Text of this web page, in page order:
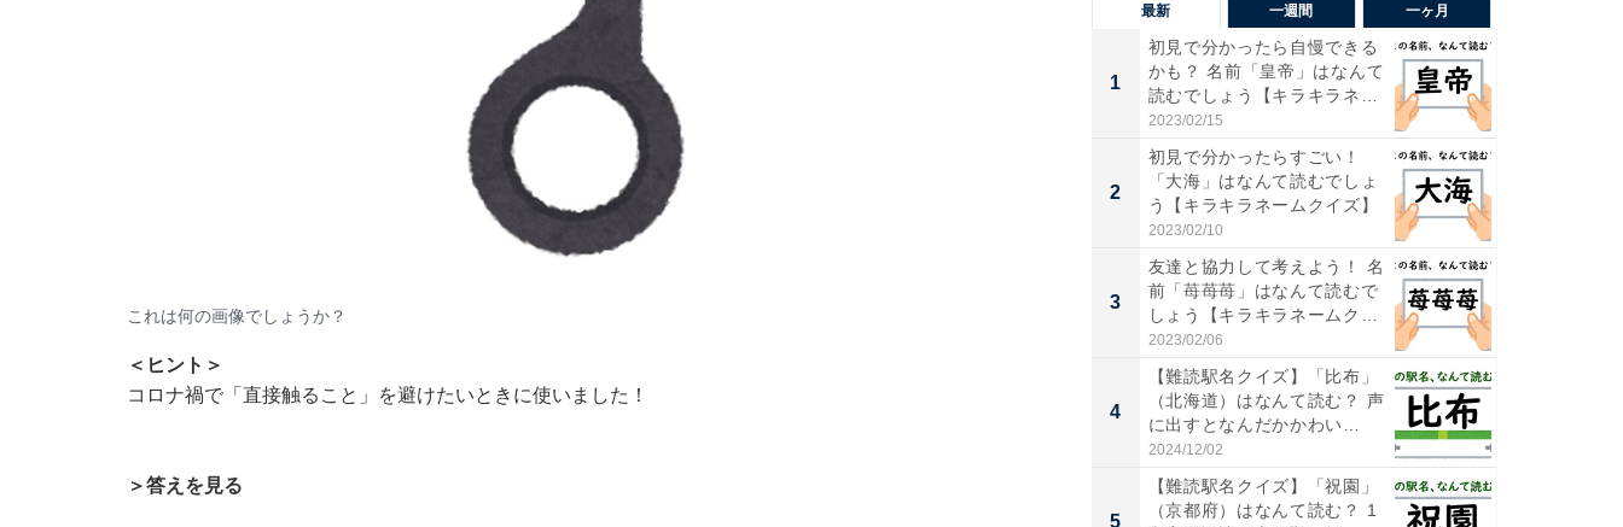
これは何の画像でしょうか？
＜ヒント＞
コロナ禍で「直接触ること」を避けたいときに使いました！
＞答えを見る
最新 一週間 一ヶ月
1
初見で分かったら自慢できる
かも？ 名前「皇帝」はなんて
読むでしょう【キラキラネ
ー...
2023/02/15
2
初見で分かったらすごい！
「大海」はなんて読むでしょ
う【キラキラネームクイズ】
2023/02/10
3
友達と協力して考えよう！ 名
前「苺苺苺」はなんて読むで
しょう【キラキラネームク
イ...
2023/02/06
4
【難読駅名クイズ】「比布」
（北海道）はなんて読む？ 声
に出すとなんだかかわい
い…...
2024/12/02
5
【難読駅名クイズ】「祝園」
（京都府）はなんて読む？ 1